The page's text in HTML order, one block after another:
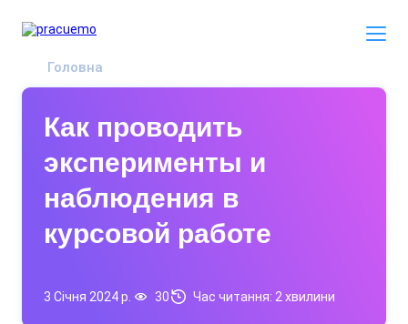
Головна
Как проводить
эксперименты и
наблюдения в
курсовой работе
3 Січня 2024 р. 30 Час читання: 2 хвилини